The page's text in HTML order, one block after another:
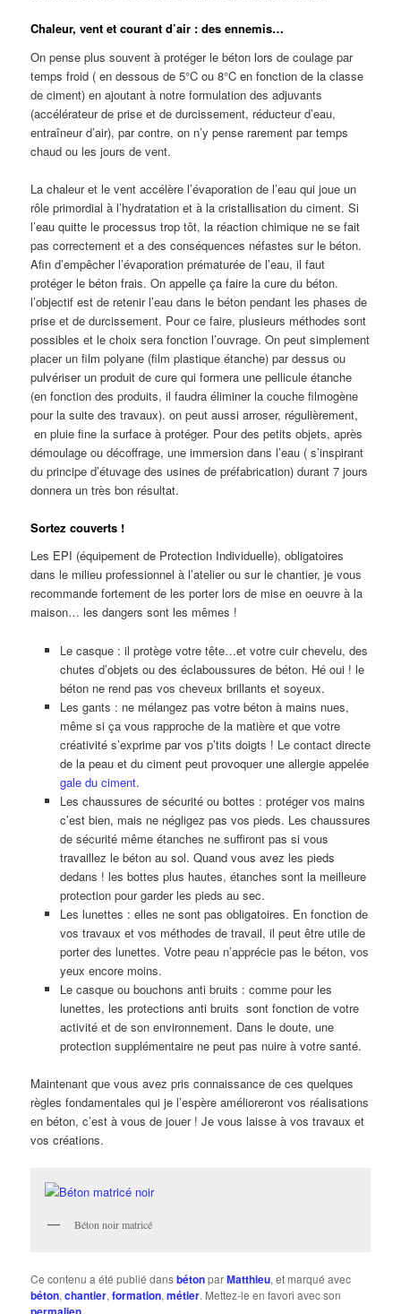
Chaleur, vent et courant d’air : des ennemis…
On pense plus souvent à protéger le béton lors de coulage par
temps froid ( en dessous de 5°C ou 8°C en fonction de la classe
de ciment) en ajoutant à notre formulation des adjuvants
(accélérateur de prise et de durcissement, réducteur d’eau,
entraîneur d’air), par contre, on n’y pense rarement par temps
chaud ou les jours de vent.
La chaleur et le vent accélère l’évaporation de l’eau qui joue un
rôle primordial à l’hydratation et à la cristallisation du ciment. Si
l’eau quitte le processus trop tôt, la réaction chimique ne se fait
pas correctement et a des conséquences néfastes sur le béton.
Afin d’empêcher l’évaporation prématurée de l’eau, il faut
protéger le béton frais. On appelle ça faire la cure du béton.
l’objectif est de retenir l’eau dans le béton pendant les phases de
prise et de durcissement. Pour ce faire, plusieurs méthodes sont
possibles et le choix sera fonction l’ouvrage. On peut simplement
placer un film polyane (film plastique étanche) par dessus ou
pulvériser un produit de cure qui formera une pellicule étanche
(en fonction des produits, il faudra éliminer la couche filmogène
pour la suite des travaux). on peut aussi arroser, régulièrement,
en pluie fine la surface à protéger. Pour des petits objets, après
démoulage ou décoffrage, une immersion dans l’eau ( s’inspirant
du principe d’étuvage des usines de préfabrication) durant 7 jours
donnera un très bon résultat.
Sortez couverts !
Les EPI (équipement de Protection Individuelle), obligatoires
dans le milieu professionnel à l’atelier ou sur le chantier, je vous
recommande fortement de les porter lors de mise en oeuvre à la
maison… les dangers sont les mêmes !
Le casque : il protège votre tête…et votre cuir chevelu, des
chutes d’objets ou des éclaboussures de béton. Hé oui ! le
béton ne rend pas vos cheveux brillants et soyeux.
Les gants : ne mélangez pas votre béton à mains nues,
même si ça vous rapproche de la matière et que votre
créativité s’exprime par vos p’tits doigts ! Le contact directe
de la peau et du ciment peut provoquer une allergie appelée
gale du ciment.
Les chaussures de sécurité ou bottes : protéger vos mains
c’est bien, mais ne négligez pas vos pieds. Les chaussures
de sécurité même étanches ne suffiront pas si vous
travaillez le béton au sol. Quand vous avez les pieds
dedans ! les bottes plus hautes, étanches sont la meilleure
protection pour garder les pieds au sec.
Les lunettes : elles ne sont pas obligatoires. En fonction de
vos travaux et vos méthodes de travail, il peut être utile de
porter des lunettes. Votre peau n’apprécie pas le béton, vos
yeux encore moins.
Le casque ou bouchons anti bruits : comme pour les
lunettes, les protections anti bruits sont fonction de votre
activité et de son environnement. Dans le doute, une
protection supplémentaire ne peut pas nuire à votre santé.
Maintenant que vous avez pris connaissance de ces quelques
règles fondamentales qui je l’espère amélioreront vos réalisations
en béton, c’est à vous de jouer ! Je vous laisse à vos travaux et
vos créations.
Béton noir matricé
Ce contenu a été publié dansbétonparMatthieu, et marqué avec
béton,chantier,formation,métier. Mettez-le en favori avec son